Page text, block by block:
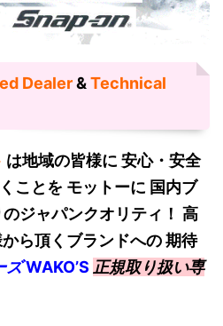
Dealer&Technical
は地域の皆様に 安心・安全
ことを モットーに 国内ブ
のジャパンクオリティ！ 高
ら頂くブランドへの 期待
ズWAKO’S 正規取り扱い専